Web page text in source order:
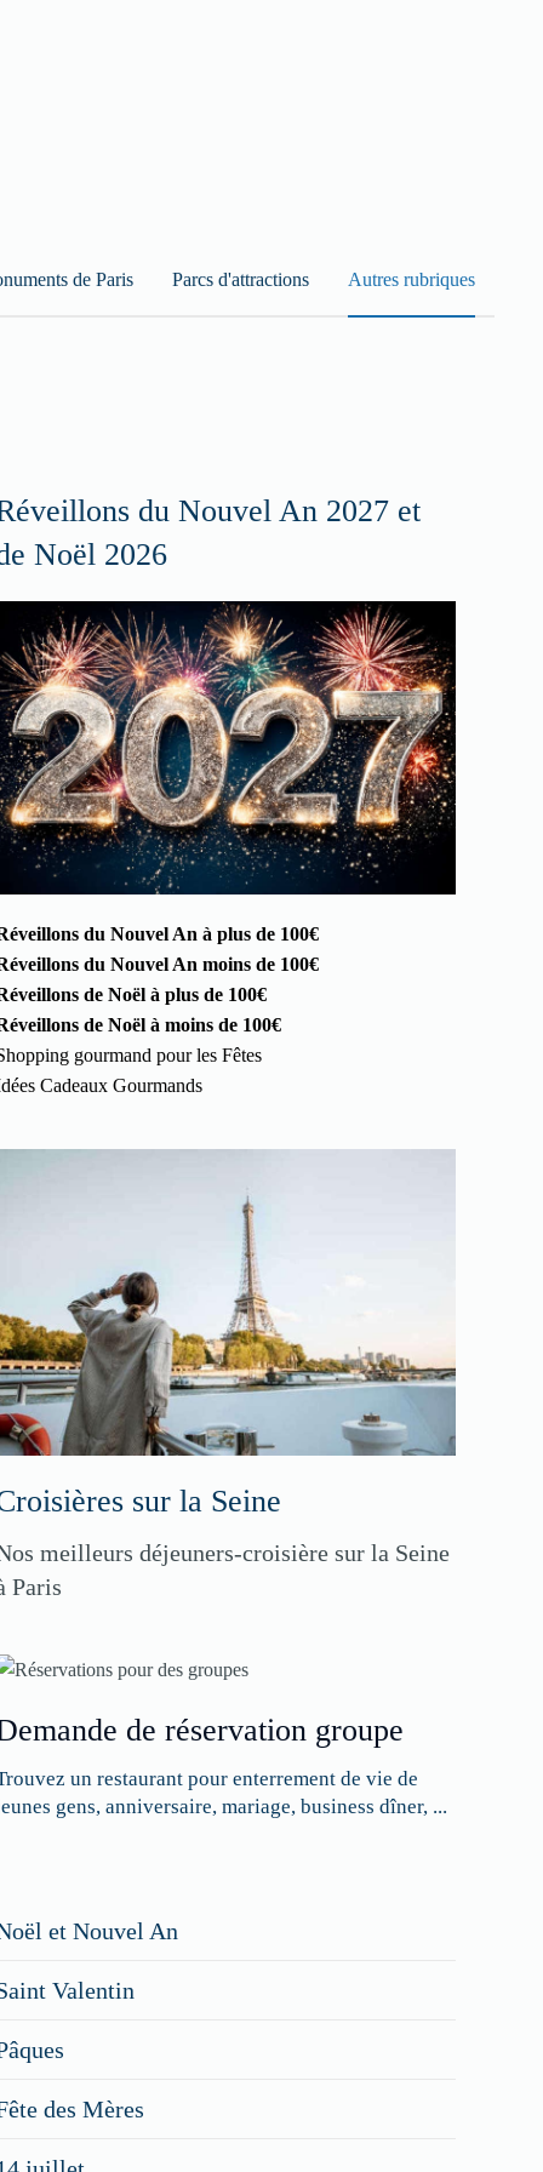
de Paris Parcs d'attractions Autres rubriques
du Nouvel An 2027 et
Noël 2026
du Nouvel An à plus de 100€
du Nouvel An moins de 100€
de Noël à plus de 100€
de Noël à moins de 100€
gourmand pour les Fêtes
Cadeaux Gourmands
sur la Seine
meilleurs déjeuners-croisière sur la Seine
Paris
de réservation groupe
un restaurant pour enterrement de vie de
gens, anniversaire, mariage, business dîner, ...
figurer
vos
spéciaux
et Nouvel An
Valentin
des Mères